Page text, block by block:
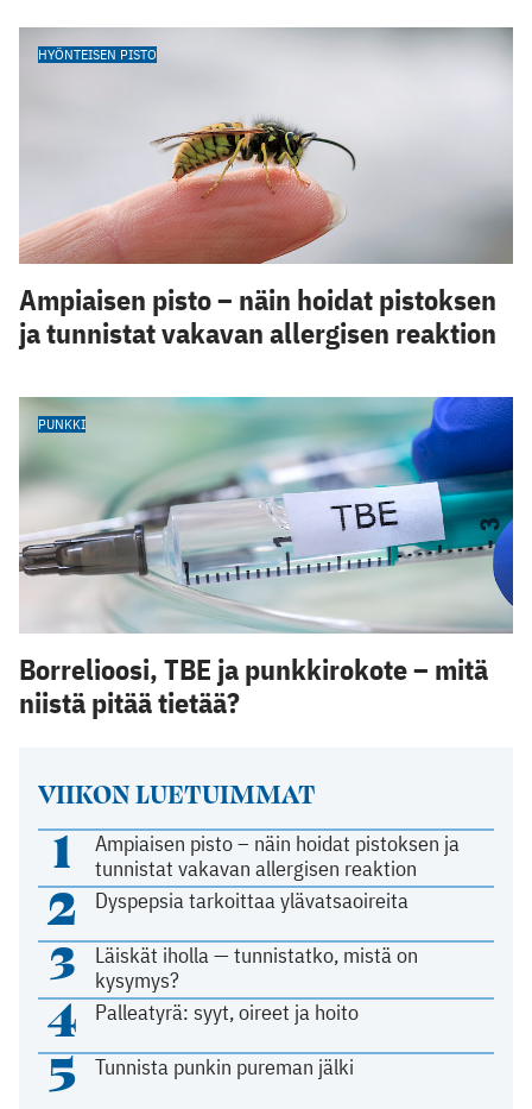
VIIKON LUETUIMMAT
1
Ampiaisen pisto – näin hoidat pistoksen ja
tunnistat vakavan allergisen reaktion
2 Dyspepsia tarkoittaa ylävatsaoireita
3
Läiskät iholla — tunnistatko, mistä on
kysymys?
4 Palleatyrä: syyt, oireet ja hoito
5 Tunnista punkin pureman jälki
HYÖNTEISEN PISTO
Ampiaisen pisto – näin hoidat pistoksen
ja tunnistat vakavan allergisen reaktion
PUNKKI
Borrelioosi, TBE ja punkkirokote – mitä
niistä pitää tietää?